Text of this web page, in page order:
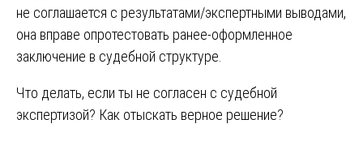
не соглашается с результатами/экспертными выводами,
она вправе опротестовать ранее-оформленное
заключение в судебной структуре.
Что делать, если ты не согласен с судебной
экспертизой? Как отыскать верное решение?